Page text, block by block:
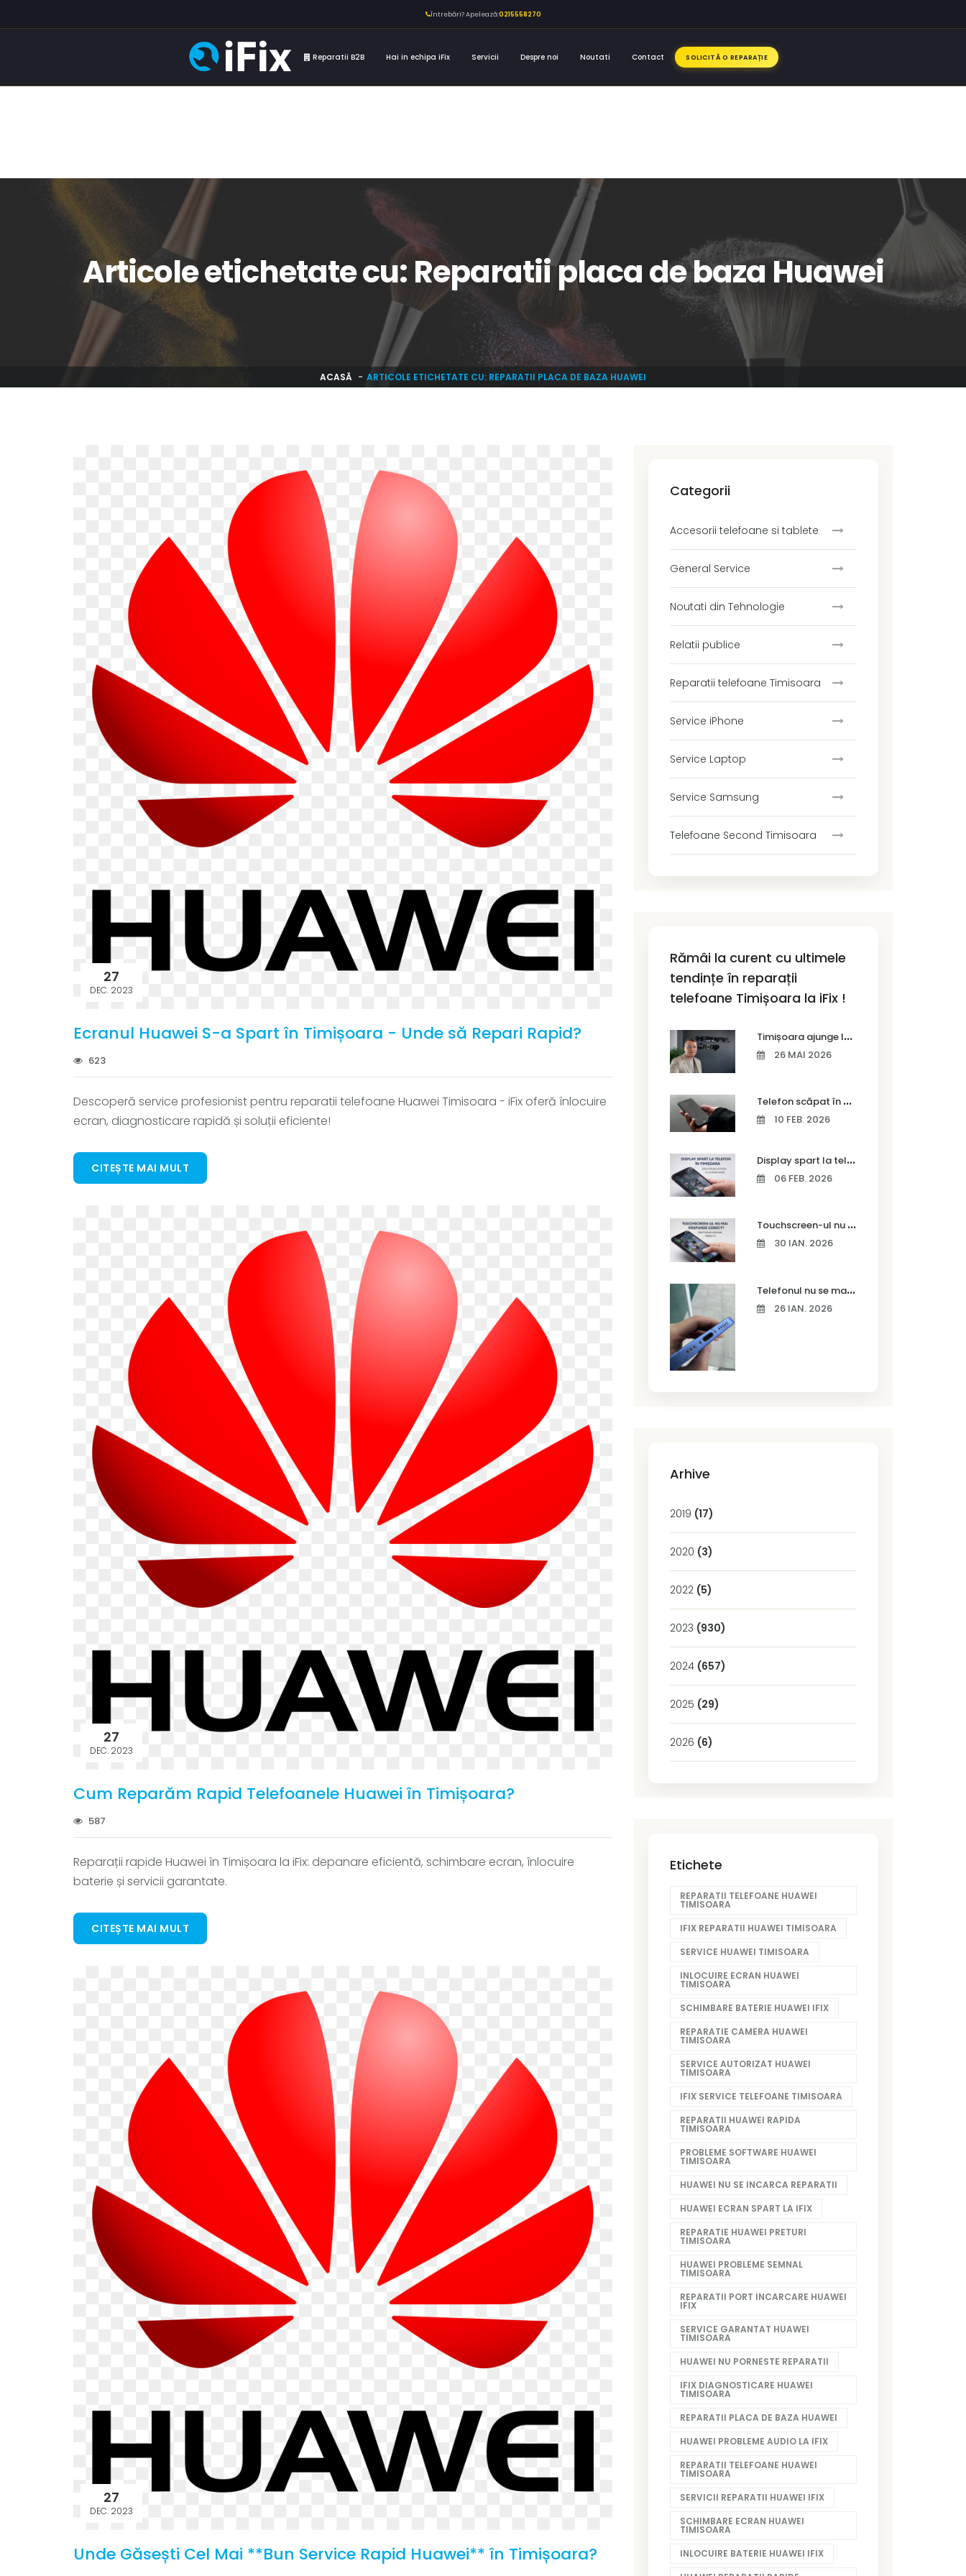
Întrebări? Apelează:0215558270
Reparatii B2B Hai in echipa iFix Servicii Despre noi Noutati Contact SOLICITĂ O REPARAȚIE
Articole etichetate cu: Reparatii placa de baza Huawei
ACASĂ ARTICOLE ETICHETATE CU: REPARATII PLACA DE BAZA HUAWEI
27
DEC. 2023
Ecranul Huawei S-a Spart în Timișoara - Unde să Repari Rapid?
623
Descoperă service profesionist pentru reparatii telefoane Huawei Timisoara - iFix oferă înlocuire
ecran, diagnosticare rapidă și soluții eficiente!
CITEȘTE MAI MULT
27
DEC. 2023
Cum Reparăm Rapid Telefoanele Huawei în Timișoara?
587
Reparații rapide Huawei în Timișoara la iFix: depanare eficientă, schimbare ecran, înlocuire
baterie și servicii garantate.
CITEȘTE MAI MULT
27
DEC. 2023
Unde Găsești Cel Mai **Bun Service Rapid Huawei** în Timișoara?
Categorii
Accesorii telefoane si tablete
General Service
Noutati din Tehnologie
Relatii publice
Reparatii telefoane Timisoara
Service iPhone
Service Laptop
Service Samsung
Telefoane Second Timisoara
Rămâi la curent cu ultimele
tendințe în reparații
telefoane Timișoara la iFix !
T
imișoara ajunge la Vodafone Business Bootcamp prin Marius Cermian de la Armour România
26 MAI 2026
T
elefon scăpat în apă – ce trebuie să faci imediat și ce greșeli să eviți
10 FEB. 2026
D
isplay spart la telefon în Timișoara
06 FEB. 2026
T
ouchscreen-ul nu mai răspunde corect? Când trebuie schimbat display-ul
30 IAN. 2026
T
elefonul nu se mai încarcă corect? Cauze frecvente și soluții la service în Timișoara
26 IAN. 2026
Arhive
2019 (17)
2020 (3)
2022 (5)
2023 (930)
2024 (657)
2025 (29)
2026 (6)
Etichete
REPARATII TELEFOANE HUAWEI
TIMISOARA
IFIX REPARATII HUAWEI TIMISOARA
SERVICE HUAWEI TIMISOARA
INLOCUIRE ECRAN HUAWEI
TIMISOARA
SCHIMBARE BATERIE HUAWEI IFIX
REPARATIE CAMERA HUAWEI
TIMISOARA
SERVICE AUTORIZAT HUAWEI
TIMISOARA
IFIX SERVICE TELEFOANE TIMISOARA
REPARATII HUAWEI RAPIDA
TIMISOARA
PROBLEME SOFTWARE HUAWEI
TIMISOARA
HUAWEI NU SE INCARCA REPARATII
HUAWEI ECRAN SPART LA IFIX
REPARATIE HUAWEI PRETURI
TIMISOARA
HUAWEI PROBLEME SEMNAL
TIMISOARA
REPARATII PORT INCARCARE HUAWEI
IFIX
SERVICE GARANTAT HUAWEI
TIMISOARA
HUAWEI NU PORNESTE REPARATII
IFIX DIAGNOSTICARE HUAWEI
TIMISOARA
REPARATII PLACA DE BAZA HUAWEI
HUAWEI PROBLEME AUDIO LA IFIX
REPARATII TELEFOANE HUAWEI
TIMISOARA
SERVICII REPARATII HUAWEI IFIX
SCHIMBARE ECRAN HUAWEI
TIMISOARA
INLOCUIRE BATERIE HUAWEI IFIX